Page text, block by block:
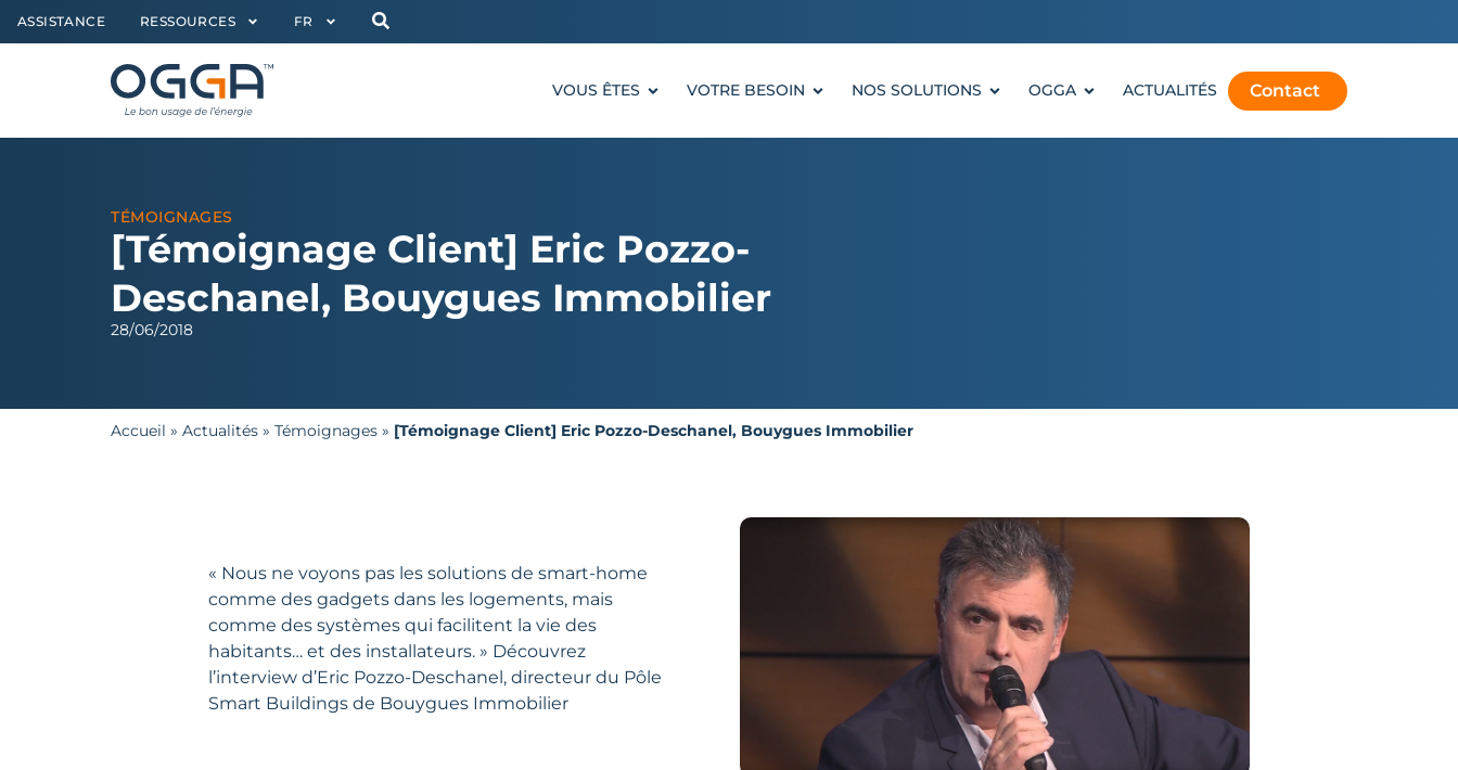
ASSISTANCE RESSOURCES FR
VOUS ÊTES VOTRE BESOIN NOS SOLUTIONS OGGA ACTUALITÉS Contact
TÉMOIGNAGES
[Témoignage Client] Eric Pozzo-
Deschanel, Bouygues Immobilier
28/06/2018
Accueil » Actualités » Témoignages » [Témoignage Client] Eric Pozzo-Deschanel, Bouygues Immobilier
« Nous ne voyons pas les solutions de smart-home
comme des gadgets dans les logements, mais
comme des systèmes qui facilitent la vie des
habitants… et des installateurs. » Découvrez
l’interview d’Eric Pozzo-Deschanel, directeur du Pôle
Smart Buildings de Bouygues Immobilier